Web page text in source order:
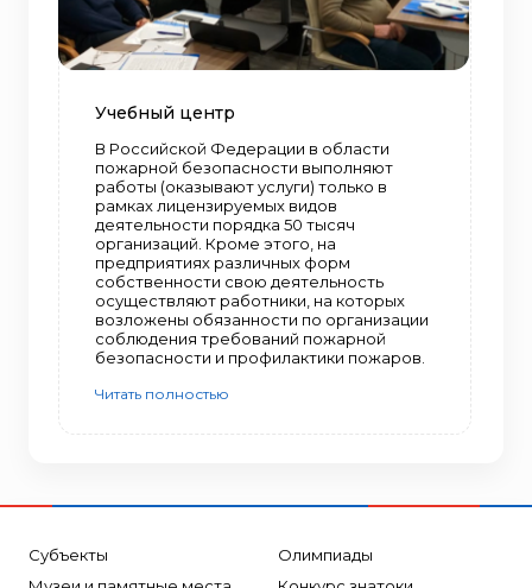
Учебный центр
В Российской Федерации в области
пожарной безопасности выполняют
работы (оказывают услуги) только в
рамках лицензируемых видов
деятельности порядка 50 тысяч
организаций. Кроме этого, на
предприятиях различных форм
собственности свою деятельность
осуществляют работники, на которых
возложены обязанности по организации
соблюдения требований пожарной
безопасности и профилактики пожаров.
Читать полностью
Субъекты
Олимпиады